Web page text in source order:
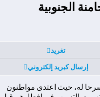
الجنوبية
تغريد
إرسال كبريد إلكتروني
له، حيث اعتدى مواطنون